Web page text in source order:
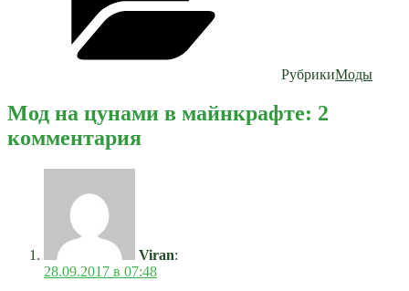
РубрикиМоды
Мод на цунами в майнкрафте: 2
комментария
Viran:
28.09.2017 в 07:48